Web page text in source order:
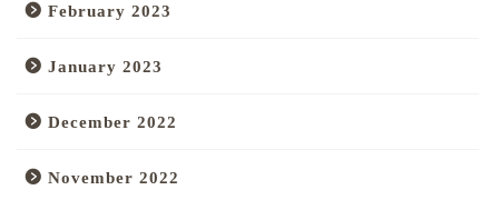
February 2023
January 2023
December 2022
November 2022